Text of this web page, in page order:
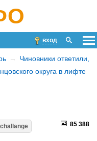
вход
Чиновники ответили,
округа в лифте
85 388